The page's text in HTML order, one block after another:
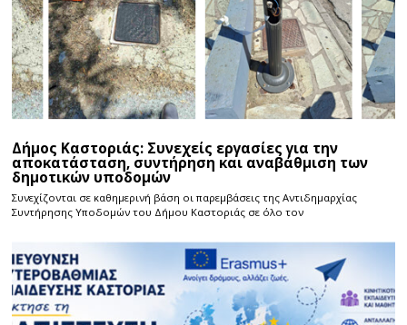
Δήμος Καστοριάς: Συνεχείς εργασίες για την
αποκατάσταση, συντήρηση και αναβάθμιση των
δημοτικών υποδομών
Συνεχίζονται σε καθημερινή βάση οι παρεμβάσεις της Αντιδημαρχίας
Συντήρησης Υποδομών του Δήμου Καστοριάς σε όλο τον